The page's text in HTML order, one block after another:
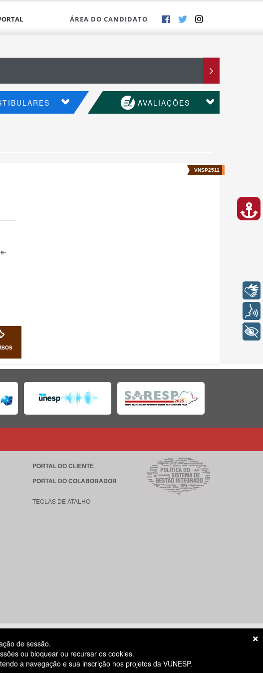
ÁREA DO CANDIDATO
AVALIAÇÕES
VNSP2511
PORTAL DO CLIENTE
PORTAL DO COLABORADOR
TECLAS DE ATALHO
DIAS ÚTEISdas 8h às 18h
de sessão.
ou bloquear ou recursar os cookies.
a navegação e sua inscrição nos projetos da VUNESP.